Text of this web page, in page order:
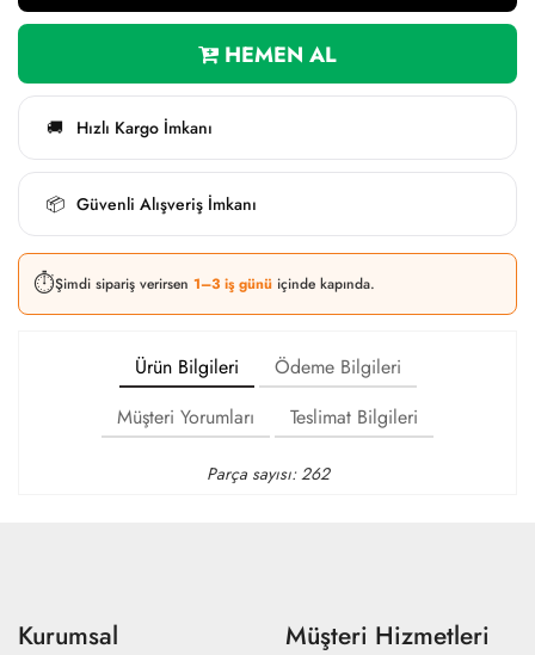
HEMEN AL
🚚 Hızlı Kargo İmkanı
📦 Güvenli Alışveriş İmkanı
⏱️Şimdi sipariş verirsen 1–3 iş günü içinde kapında.
Ürün Bilgileri
Ödeme Bilgileri
Müşteri Yorumları
Teslimat Bilgileri
Parça sayısı: 262
Kurumsal Müşteri Hizmetleri